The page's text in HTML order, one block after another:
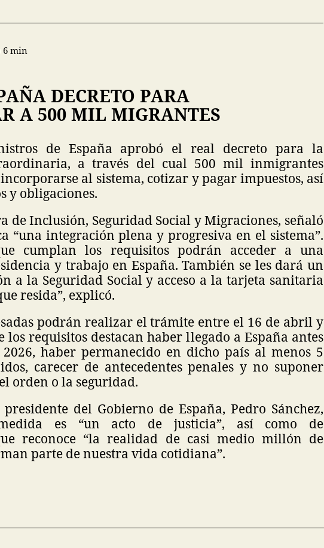
6 min
DECRETO PARA
A 500 MIL MIGRANTES
de España aprobó el real decreto para la
a través del cual 500 mil inmigrantes
al sistema, cotizar y pagar impuestos, así
y obligaciones.
de Inclusión, Seguridad Social y Migraciones, señaló
“una integración plena y progresiva en el sistema”.
cumplan los requisitos podrán acceder a una
y trabajo en España. También se les dará un
a la Seguridad Social y acceso a la tarjeta sanitaria
resida”, explicó.
podrán realizar el trámite entre el 16 de abril y
los requisitos destacan haber llegado a España antes
haber permanecido en dicho país al menos 5
carecer de antecedentes penales y no suponer
orden o la seguridad.
del Gobierno de España, Pedro Sánchez,
es “un acto de justicia”, así como de
reconoce “la realidad de casi medio millón de
parte de nuestra vida cotidiana”.